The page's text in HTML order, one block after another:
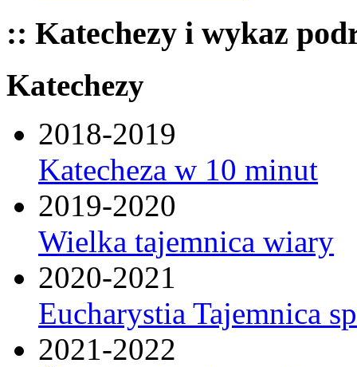
:: Katechezy i wykaz
Katechezy
2018-2019
Katecheza w 10 minut
2019-2020
Wielka tajemnica wiary
2020-2021
Eucharystia Tajemnica
2021-2022